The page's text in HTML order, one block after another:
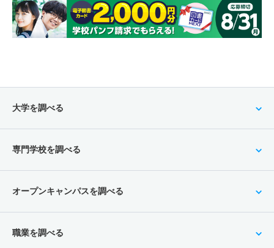
大学を調べる
専門学校を調べる
オープンキャンパスを調べる
職業を調べる